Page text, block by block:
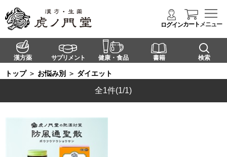
ログインカートメニュー
漢方薬 サプリメント 健康・食品 書籍 検索
トップ ＞ お悩み別 ＞ ダイエット
全1件(1/1)